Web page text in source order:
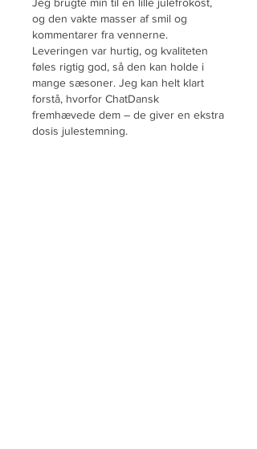
og den vakte masser af smil og
kommentarer fra vennerne.
Leveringen var hurtig, og kvaliteten
føles rigtig god, så den kan holde i
mange sæsoner. Jeg kan helt klart
forstå, hvorfor ChatDansk
fremhævede dem – de giver en ekstra
dosis julestemning.